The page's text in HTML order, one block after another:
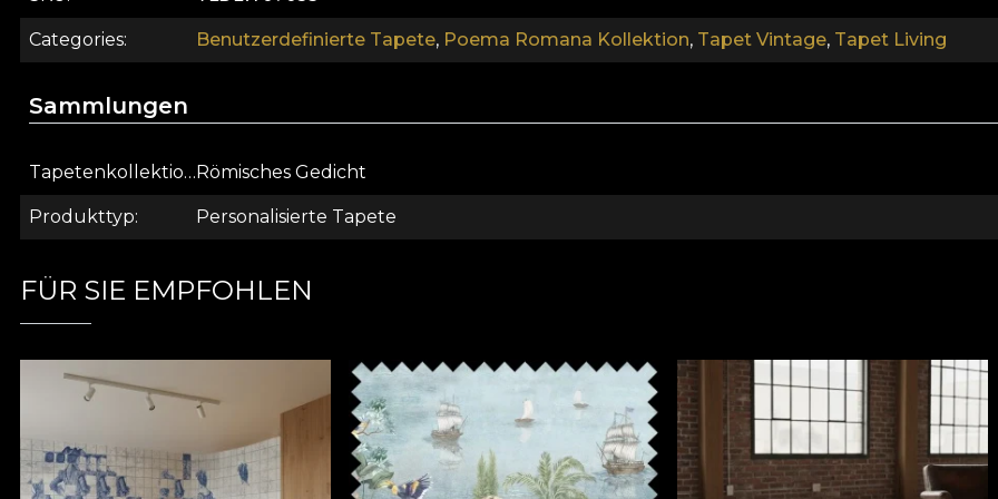
Categories Benutzerdefinierte Tapete, Poema Romana Kollektion, Tapet Vintage, Tapet Living
Sammlungen
Tapetenkollektion Römisches Gedicht
Produkttyp Personalisierte Tapete
FÜR SIE EMPFOHLEN